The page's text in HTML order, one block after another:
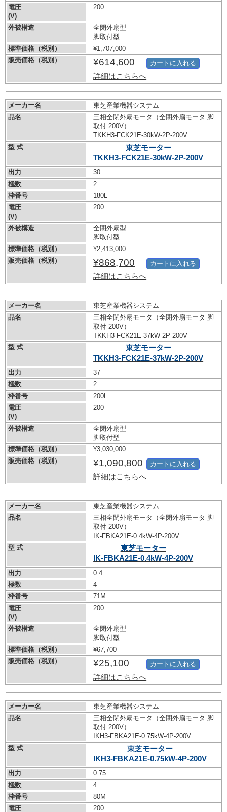
電圧
(V)
200
外被構造
全閉外扇型
脚取付型
標準価格（税別）
¥1,707,000
販売価格（税別）
¥614,600
詳細はこちらへ
カートに入れる
メーカー名
東芝産業機器システム
品名
三相全閉外扇モータ（全閉外扇モータ 脚
取付 200V）
TKKH3-FCK21E-30kW-2P-200V
型 式
東芝モーター
TKKH3-FCK21E-30kW-2P-200V
出力
30
極数
2
枠番号
180L
電圧
(V)
200
外被構造
全閉外扇型
脚取付型
標準価格（税別）
¥2,413,000
販売価格（税別）
¥868,700
詳細はこちらへ
カートに入れる
メーカー名
東芝産業機器システム
品名
三相全閉外扇モータ（全閉外扇モータ 脚
取付 200V）
TKKH3-FCK21E-37kW-2P-200V
型 式
東芝モーター
TKKH3-FCK21E-37kW-2P-200V
出力
37
極数
2
枠番号
200L
電圧
(V)
200
外被構造
全閉外扇型
脚取付型
標準価格（税別）
¥3,030,000
販売価格（税別）
¥1,090,800
詳細はこちらへ
カートに入れる
メーカー名
東芝産業機器システム
品名
三相全閉外扇モータ（全閉外扇モータ 脚
取付 200V）
IK-FBKA21E-0.4kW-4P-200V
型 式
東芝モーター
IK-FBKA21E-0.4kW-4P-200V
出力
0.4
極数
4
枠番号
71M
電圧
(V)
200
外被構造
全閉外扇型
脚取付型
標準価格（税別）
¥67,700
販売価格（税別）
¥25,100
詳細はこちらへ
カートに入れる
メーカー名
東芝産業機器システム
品名
三相全閉外扇モータ（全閉外扇モータ 脚
取付 200V）
IKH3-FBKA21E-0.75kW-4P-200V
型 式
東芝モーター
IKH3-FBKA21E-0.75kW-4P-200V
出力
0.75
極数
4
枠番号
80M
電圧
200